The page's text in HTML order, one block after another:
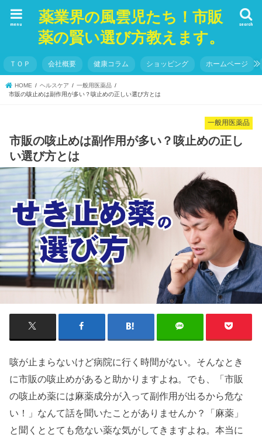
薬業界の風雲児たち！市販
薬の賢い選び方教えます。
search
menu
ＴＯＰ 会社概要 健康コラム ショッピング ホームページ
HOME ヘルスケア
一般用医薬品
市販の咳止めは副作用が多い？咳止めの正しい選び方とは
一般用医薬品
市販の咳止めは副作用が多い？咳止めの正し
い選び方とは
咳が止まらないけど病院に行く時間がない。そんなとき
に市販の咳止めがあると助かりますよね。でも、「市販
の咳止め薬には麻薬成分が入って副作用が出るから危な
い！」なんて話を聞いたことがありませんか？「麻薬」
と聞くととても危ない薬な気がしてきますよね。本当に